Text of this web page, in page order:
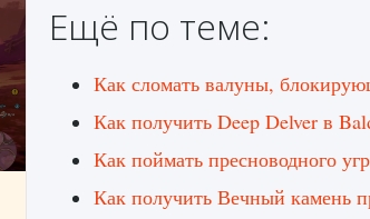
Ещё по теме:
Как сломать валуны,
Как получить Deep Delver в
Как поймать пресноводного
Как получить Вечный камень